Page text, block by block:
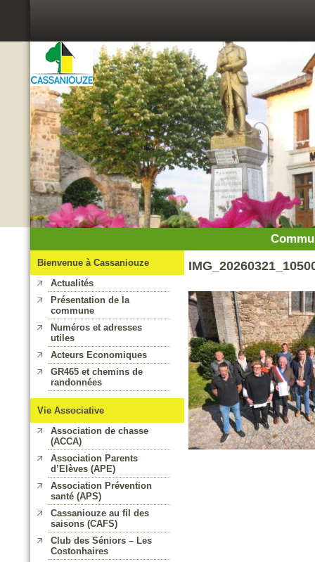
Bienvenue à Cassaniouze
Actualités
Présentation de la
commune
Numéros et adresses
utiles
Acteurs Economiques
GR465 et chemins de
randonnées
Vie Associative
Association de chasse
(ACCA)
Association Parents
d’Elèves (APE)
Association Prévention
santé (APS)
Cassaniouze au fil des
saisons (CAFS)
Club des Séniors – Les
Costonhaires